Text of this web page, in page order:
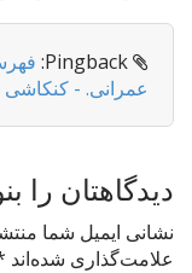
a
o
عمرانی. -
دیدگاهتان را
نشانی ایمیل شما
علامت‌گذاری شده‌اند